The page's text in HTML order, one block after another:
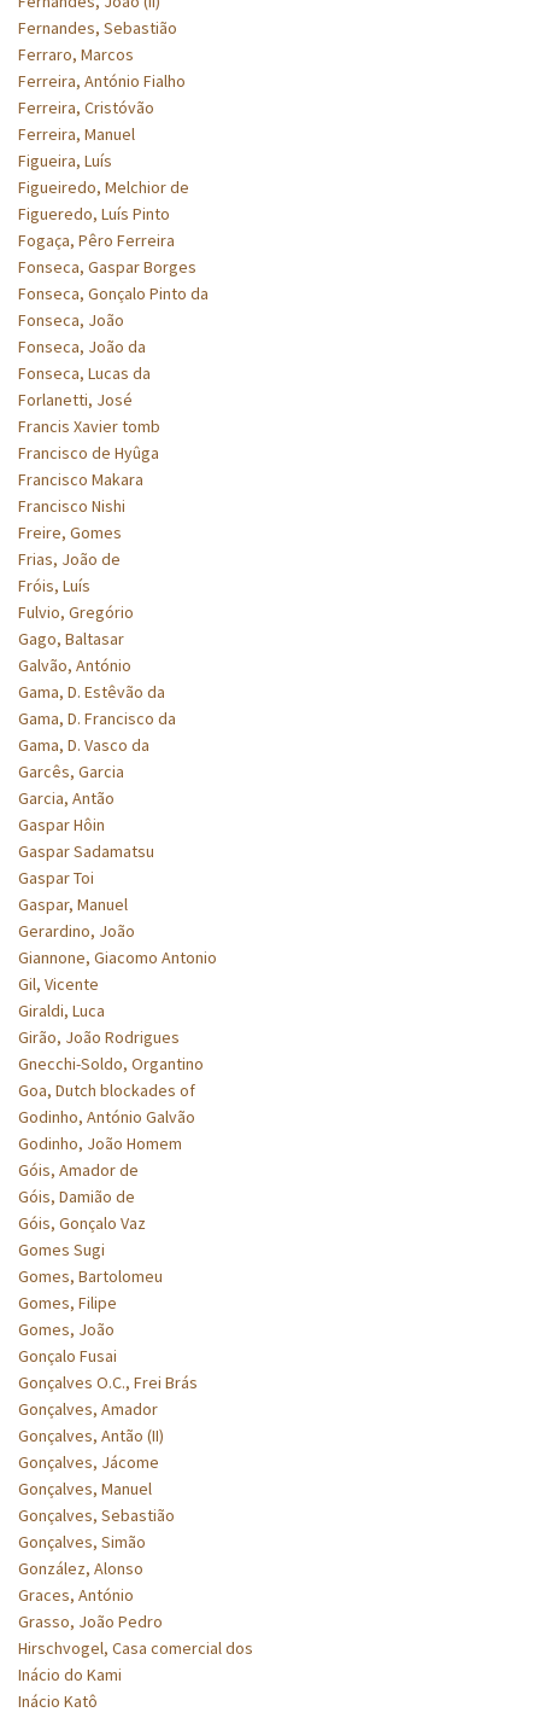
Fernandes, Sebastião
Ferraro, Marcos
Ferreira, António Fialho
Ferreira, Cristóvão
Ferreira, Manuel
Figueira, Luís
Figueiredo, Melchior de
Figueredo, Luís Pinto
Fogaça, Pêro Ferreira
Fonseca, Gaspar Borges
Fonseca, Gonçalo Pinto da
Fonseca, João
Fonseca, João da
Fonseca, Lucas da
Forlanetti, José
Francis Xavier tomb
Francisco de Hyûga
Francisco Makara
Francisco Nishi
Freire, Gomes
Frias, João de
Fróis, Luís
Fulvio, Gregório
Gago, Baltasar
Galvão, António
Gama, D. Estêvão da
Gama, D. Francisco da
Gama, D. Vasco da
Garcês, Garcia
Garcia, Antão
Gaspar Hôin
Gaspar Sadamatsu
Gaspar Toi
Gaspar, Manuel
Gerardino, João
Giannone, Giacomo Antonio
Gil, Vicente
Giraldi, Luca
Girão, João Rodrigues
Gnecchi-Soldo, Organtino
Goa, Dutch blockades of
Godinho, António Galvão
Godinho, João Homem
Góis, Amador de
Góis, Damião de
Góis, Gonçalo Vaz
Gomes Sugi
Gomes, Bartolomeu
Gomes, Filipe
Gomes, João
Gonçalo Fusai
Gonçalves O.C., Frei Brás
Gonçalves, Amador
Gonçalves, Antão (II)
Gonçalves, Jácome
Gonçalves, Manuel
Gonçalves, Sebastião
Gonçalves, Simão
González, Alonso
Graces, António
Grasso, João Pedro
Hirschvogel, Casa comercial dos
Inácio do Kami
Inácio Katô